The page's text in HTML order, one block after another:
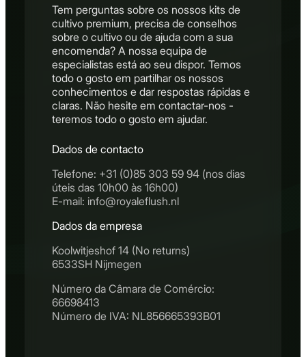
Tem perguntas sobre os nossos kits de
cultivo premium, precisa de conselhos
sobre o cultivo ou de ajuda com a sua
encomenda? A nossa equipa de
especialistas está ao seu dispor. Temos
todo o gosto em partilhar os nossos
conhecimentos e dar respostas rápidas e
claras. Não hesite em contactar-nos -
teremos todo o gosto em ajudar.
Dados de contacto
Telefone: +31 (0)85 303 59 94 (nos dias
úteis das 10h00 às 16h00)
E-mail: info@royaleflush.nl
Dados da empresa
Koolwitjeshof 14 (No returns)
6533SH Nijmegen
Número da Câmara de Comércio:
66698413
Número de IVA: NL856665393B01